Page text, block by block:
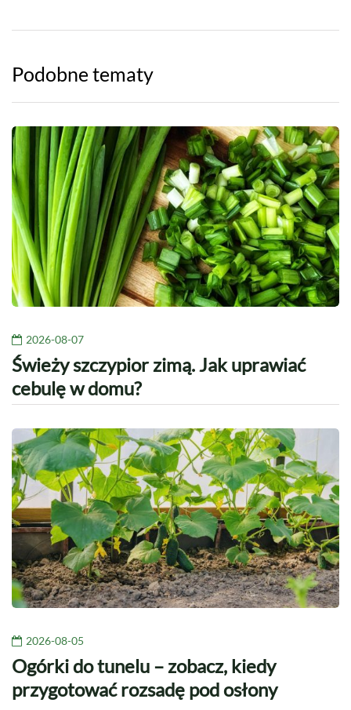
Podobne tematy
2026-08-07
Świeży szczypior zimą. Jak uprawiać
cebulę w domu?
2026-08-05
Ogórki do tunelu – zobacz, kiedy
przygotować rozsadę pod osłony